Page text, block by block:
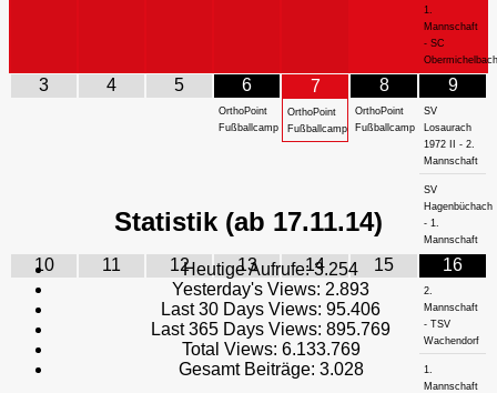
1.
Mannschaft
- SC
Obermichelbach
3 4 5 6
OrthoPoint
Fußballcamp
7
OrthoPoint
Fußballcamp
8
OrthoPoint
Fußballcamp
9
SV
Losaurach
1972 II - 2.
Mannschaft
SV
Hagenbüchach
- 1.
Mannschaft
10 11 12 13 14 15 16
2.
Mannschaft
- TSV
Wachendorf
1.
Mannschaft
Statistik (ab 17.11.14)
Heutige Aufrufe:3.254
Yesterday's Views: 2.893
Last 30 Days Views: 95.406
Last 365 Days Views: 895.769
Total Views: 6.133.769
Gesamt Beiträge: 3.028